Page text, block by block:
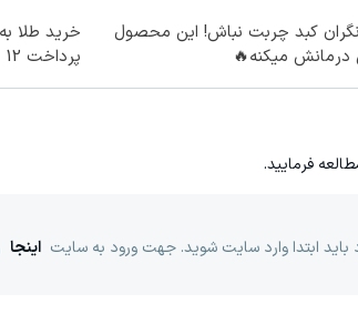
کبد چربت نباش! این محصول
درمانش میکنه🔥
خرید طلا
پرداخت 12 ماهه )
فرمایید.
ابتدا وارد سایت شوید. جهت ورود به سایت اینجا